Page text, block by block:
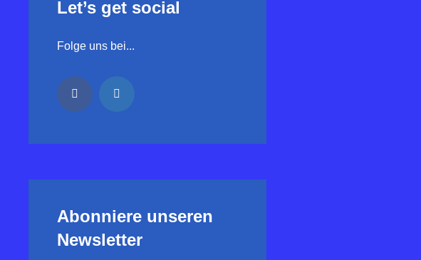
Let’s get social
Folge uns bei...
Abonniere unseren
Newsletter